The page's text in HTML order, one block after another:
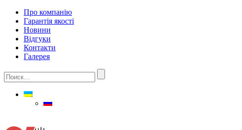
Про компанію
Гарантія якості
Новини
Відгуки
Контакти
Галерея